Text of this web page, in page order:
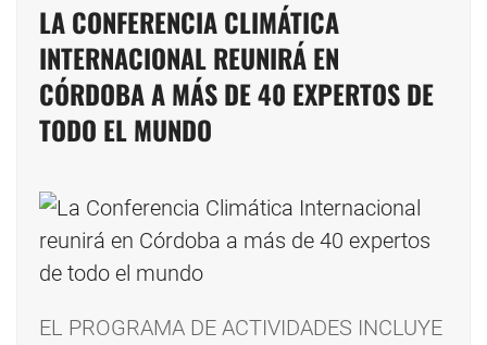
LA CONFERENCIA CLIMÁTICA
INTERNACIONAL REUNIRÁ EN
CÓRDOBA A MÁS DE 40 EXPERTOS DE
TODO EL MUNDO
EL PROGRAMA DE ACTIVIDADES INCLUYE